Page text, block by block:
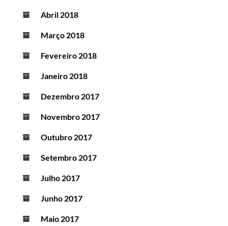
Abril 2018
Março 2018
Fevereiro 2018
Janeiro 2018
Dezembro 2017
Novembro 2017
Outubro 2017
Setembro 2017
Julho 2017
Junho 2017
Maio 2017